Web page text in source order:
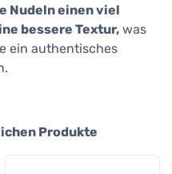
Nudeln einen viel
bessere Textur, was
ein authentisches
Produkte